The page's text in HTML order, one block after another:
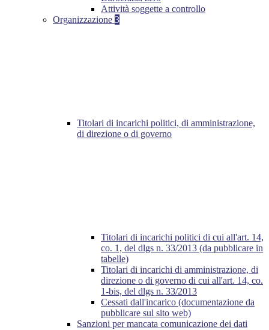
Attività soggette a controllo
Organizzazione 3
Titolari di incarichi politici, di amministrazione,
di direzione o di governo
Titolari di incarichi politici di cui all'art. 14,
co. 1, del dlgs n. 33/2013 (da pubblicare in
tabelle)
Titolari di incarichi di amministrazione, di
direzione o di governo di cui all'art. 14, co.
1-bis, del dlgs n. 33/2013
Cessati dall'incarico (documentazione da
pubblicare sul sito web)
Sanzioni per mancata comunicazione dei dati